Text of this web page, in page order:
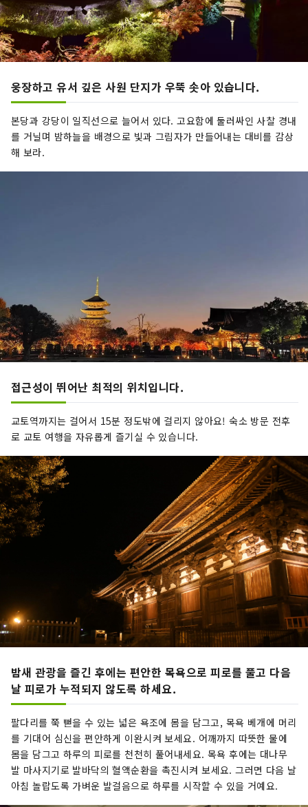
웅장하고 유서 깊은 사원 단지가 우뚝 솟아 있습니다.
본당과 강당이 일직선으로 늘어서 있다. 고요함에 둘러싸인 사찰 경내
를 거닐며 밤하늘을 배경으로 빛과 그림자가 만들어내는 대비를 감상
해 보라.
접근성이 뛰어난 최적의 위치입니다.
교토역까지는 걸어서 15분 정도밖에 걸리지 않아요! 숙소 방문 전후
로 교토 여행을 자유롭게 즐기실 수 있습니다.
밤새 관광을 즐긴 후에는 편안한 목욕으로 피로를 풀고 다음
날 피로가 누적되지 않도록 하세요.
팔다리를 쭉 뻗을 수 있는 넓은 욕조에 몸을 담그고, 목욕 베개에 머리
를 기대어 심신을 편안하게 이완시켜 보세요. 어깨까지 따뜻한 물에
몸을 담그고 하루의 피로를 천천히 풀어내세요. 목욕 후에는 대나무
발 마사지기로 발바닥의 혈액순환을 촉진시켜 보세요. 그러면 다음 날
아침 놀랍도록 가벼운 발걸음으로 하루를 시작할 수 있을 거예요.